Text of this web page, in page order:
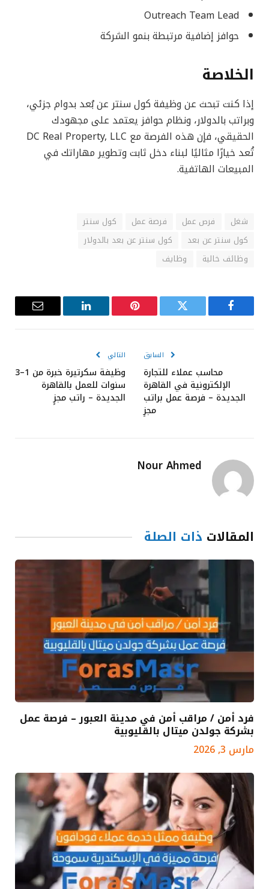
Outreach Team Lead
حوافز إضافية مرتبطة بنمو الشركة
الخلاصة
إذا كنت تبحث عن وظيفة كول سنتر عن بُعد بدوام جزئي،
وبراتب بالدولار، ونظام حوافز يعتمد على مجهودك
الحقيقي، فإن هذه الفرصة مع DC Real Property, LLC
تُعد خيارًا مثاليًا لبناء دخل ثابت وتطوير مهاراتك في
المبيعات الهاتفية.
شغل فرص عمل فرصة عمل
كول سنتر
كول سنتر عن بعد
كول سنتر عن بعد بالدولار
وظائف خالية
وظايف
فيسبوك تويتر بينتيريست لينكدإن
البريد
السابق
محاسب عملاء للتجارة
الإلكترونية في القاهرة
الجديدة – فرصة عمل براتب
مجزٍ
التالي
وظيفة سكرتيرة خبرة من 1–3
سنوات للعمل بالقاهرة
الجديدة – راتب مجزٍ
Nour Ahmed
المقالات ذات الصلة
فرد أمن / مراقب أمن في مدينة العبور – فرصة عمل
بشركة جولدن ميتال بالقليوبية
مارس 3, 2026